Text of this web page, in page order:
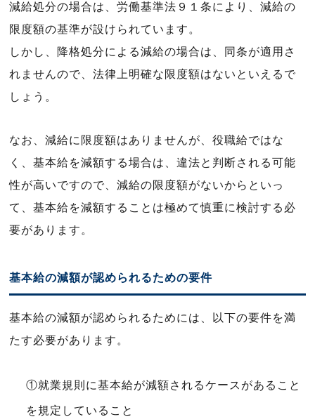
減給処分の場合は、労働基準法９１条により、減給の
限度額の基準が設けられています。
しかし、降格処分による減給の場合は、同条が適用さ
れませんので、法律上明確な限度額はないといえるで
しょう。
なお、減給に限度額はありませんが、役職給ではな
く、基本給を減額する場合は、違法と判断される可能
性が高いですので、減給の限度額がないからといっ
て、基本給を減額することは極めて慎重に検討する必
要があります。
基本給の減額が認められるための要件
基本給の減額が認められるためには、以下の要件を満
たす必要があります。
①就業規則に基本給が減額されるケースがあること
を規定していること